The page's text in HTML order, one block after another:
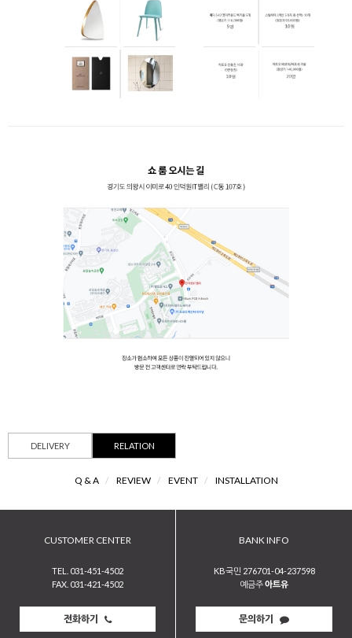
DELIVERY RELATION
Q & A / REVIEW / EVENT / INSTALLATION
CUSTOMER CENTER
TEL. 031-451-4502
FAX. 031-421-4502
전화하기
BANK INFO
KB국민 276701-04-237598
예금주아트유
문의하기